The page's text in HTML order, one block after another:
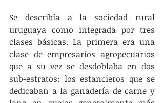
Se describía a la sociedad rural
uruguaya como integrada por tres
clases básicas. La primera era una
clase de empresarios agropecuarios
que a su vez se desdoblaba en dos
sub-estratos: los estancieros que se
dedicaban a la ganadería de carne y